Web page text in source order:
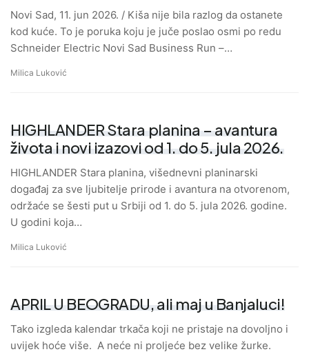
Novi Sad, 11. jun 2026. / Kiša nije bila razlog da ostanete
kod kuće. To je poruka koju je juče poslao osmi po redu
Schneider Electric Novi Sad Business Run –…
Milica Luković
HIGHLANDER Stara planina – avantura
života i novi izazovi od 1. do 5. jula 2026.
HIGHLANDER Stara planina, višednevni planinarski
događaj za sve ljubitelje prirode i avantura na otvorenom,
održaće se šesti put u Srbiji od 1. do 5. jula 2026. godine.
U godini koja…
Milica Luković
APRIL U BEOGRADU, ali maj u Banjaluci!
Tako izgleda kalendar trkača koji ne pristaje na dovoljno i
uvijek hoće više. A neće ni proljeće bez velike žurke.